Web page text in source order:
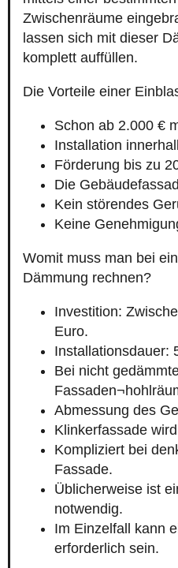
Zwischenräume
lassen sich mit dieser
komplett auffüllen.
Die Vorteile einer
Schon ab 2.000 €
Installation
Förderung bis zu
Die
Kein störendes
Keine
Womit muss man bei
Dämmung rechnen?
Investition:
Euro.
Installationsdauer:
Bei nicht
Abmessung des
Klinkerfassade
Kompliziert bei
Fassade.
Üblicherweise ist
notwendig.
Im Einzelfall kann
erforderlich sein.